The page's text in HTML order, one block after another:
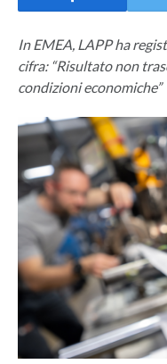
In EMEA, LAPP ha
cifra: “Risultato non
condizioni economiche”